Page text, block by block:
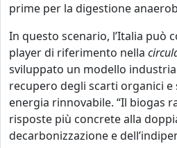
prime per la digestione
In questo scenario, l’Italia può
player di riferimento nella
sviluppato un modello
recupero degli scarti organici
energia rinnovabile. “Il biogas
risposte più concrete alla
decarbonizzazione e